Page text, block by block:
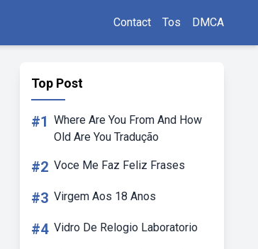
Contact Tos DMCA
Top Post
#1 Where Are You From And How
Old Are You Tradução
#2 Voce Me Faz Feliz Frases
#3 Virgem Aos 18 Anos
#4 Vidro De Relogio Laboratorio